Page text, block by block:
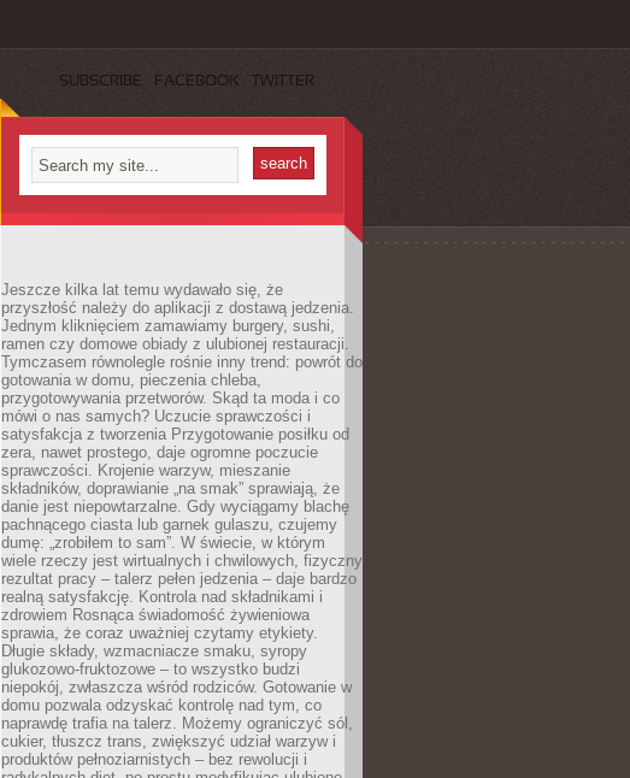
SUBSCRIBE FACEBOOK TWITTER
Jeszcze kilka lat temu wydawało się, że
przyszłość należy do aplikacji z dostawą jedzenia.
Jednym kliknięciem zamawiamy burgery, sushi,
ramen czy domowe obiady z ulubionej restauracji.
Tymczasem równolegle rośnie inny trend: powrót do
gotowania w domu, pieczenia chleba,
przygotowywania przetworów. Skąd ta moda i co
mówi o nas samych? Uczucie sprawczości i
satysfakcja z tworzenia Przygotowanie posiłku od
zera, nawet prostego, daje ogromne poczucie
sprawczości. Krojenie warzyw, mieszanie
składników, doprawianie „na smak” sprawiają, że
danie jest niepowtarzalne. Gdy wyciągamy blachę
pachnącego ciasta lub garnek gulaszu, czujemy
dumę: „zrobiłem to sam”. W świecie, w którym
wiele rzeczy jest wirtualnych i chwilowych, fizyczny
rezultat pracy – talerz pełen jedzenia – daje bardzo
realną satysfakcję. Kontrola nad składnikami i
zdrowiem Rosnąca świadomość żywieniowa
sprawia, że coraz uważniej czytamy etykiety.
Długie składy, wzmacniacze smaku, syropy
glukozowo-fruktozowe – to wszystko budzi
niepokój, zwłaszcza wśród rodziców. Gotowanie w
domu pozwala odzyskać kontrolę nad tym, co
naprawdę trafia na talerz. Możemy ograniczyć sól,
cukier, tłuszcz trans, zwiększyć udział warzyw i
produktów pełnoziarnistych – bez rewolucji i